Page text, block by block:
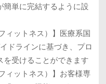
単に完結するように設
ィットネス）】医療系国
ドラインに基づき、プロ
受けることができます
ィットネス）】お客様専